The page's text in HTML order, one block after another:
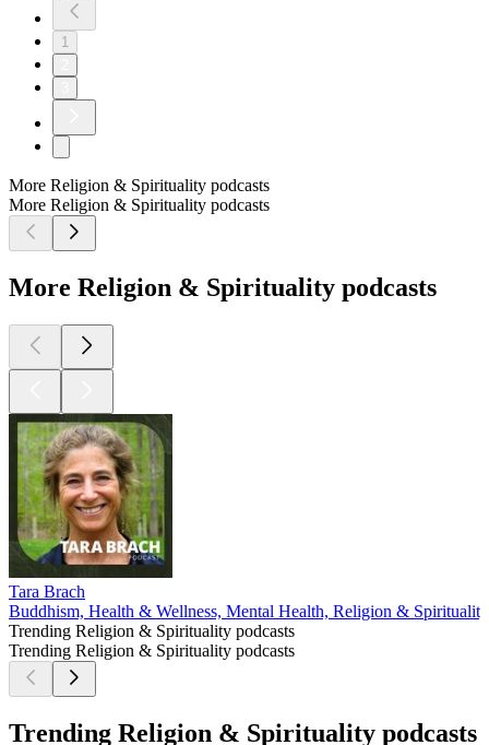
1
More Religion & Spirituality podcasts
More Religion & Spirituality podcasts
More Religion & Spirituality podcasts
Tara Brach
Buddhism, Health & Wellness, Mental Health, Religion & Spirituality
Trending Religion & Spirituality podcasts
Trending Religion & Spirituality podcasts
Trending Religion & Spirituality podcasts